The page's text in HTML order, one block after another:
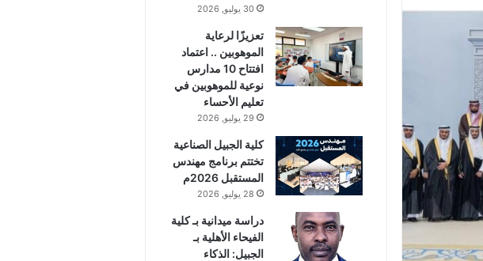
30 يوليو, 2026
تعزيزًا لرعاية
الموهوبين .. اعتماد
افتتاح 10 مدارس
نوعية للموهوبين في
تعليم الأحساء
29 يوليو, 2026
كلية الجبيل الصناعية
تختتم برنامج مهندس
المستقبل 2026م
28 يوليو, 2026
دراسة ميدانية بـ كلية
الفيحاء الأهلية بـ
الجبيل: الذكاء